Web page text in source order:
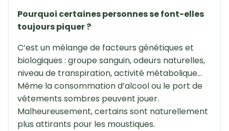
Pourquoi certaines personnes se font-elles
toujours piquer ?
C’est un mélange de facteurs génétiques et
biologiques : groupe sanguin, odeurs naturelles,
niveau de transpiration, activité métabolique…
Même la consommation d’alcool ou le port de
vêtements sombres peuvent jouer.
Malheureusement, certains sont naturellement
plus attirants pour les moustiques.